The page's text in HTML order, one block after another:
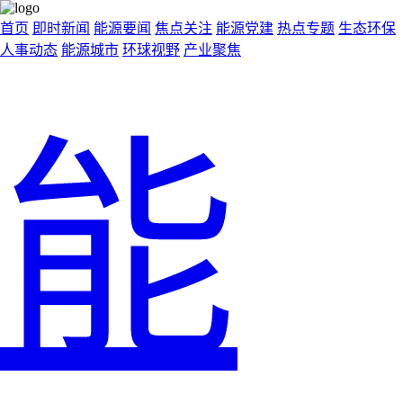
首页 即时新闻 能源要闻 焦点关注 能源党建 热点专题 生态环保
人事动态 能源城市 环球视野 产业聚焦
能